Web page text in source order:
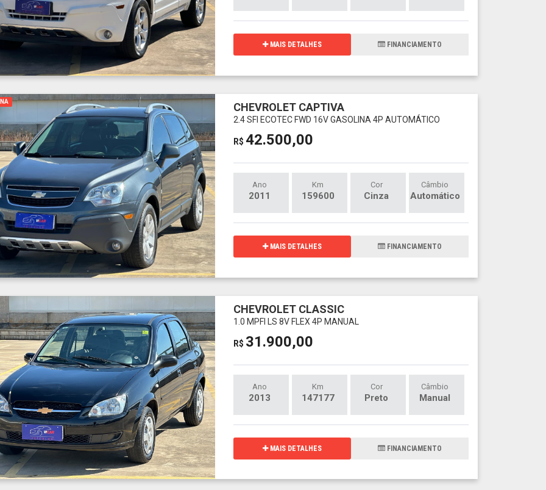
MAIS DETALHES FINANCIAMENTO
CHEVROLET CAPTIVA
2.4 SFI ECOTEC FWD 16V GASOLINA 4P AUTOMÁTICO
R$ 42.500,00
Ano
2011
Km
159600
Cor
Cinza
Câmbio
Automático
MAIS DETALHES FINANCIAMENTO
CHEVROLET CLASSIC
1.0 MPFI LS 8V FLEX 4P MANUAL
R$ 31.900,00
Ano
2013
Km
147177
Cor
Preto
Câmbio
Manual
MAIS DETALHES FINANCIAMENTO